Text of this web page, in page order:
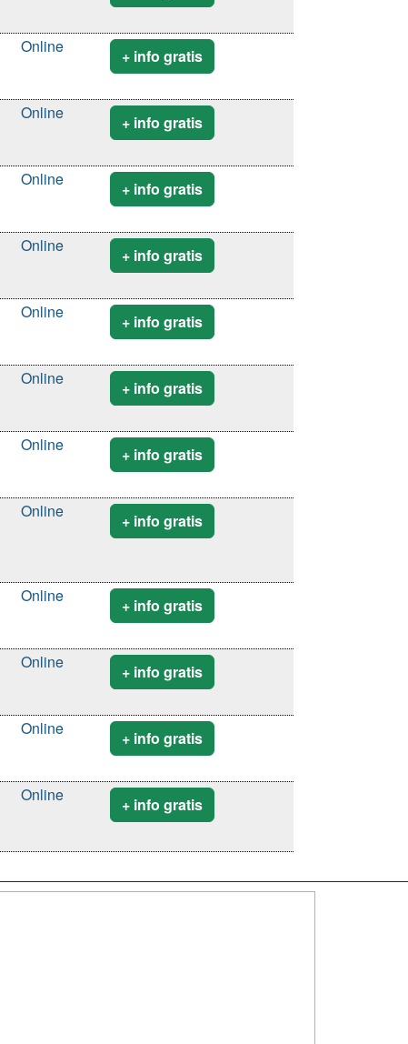
Online + info gratis
Online + info gratis
Online + info gratis
Online + info gratis
Online + info gratis
Online + info gratis
Online + info gratis
Online + info gratis
Online + info gratis
Online + info gratis
Online + info gratis
Online + info gratis